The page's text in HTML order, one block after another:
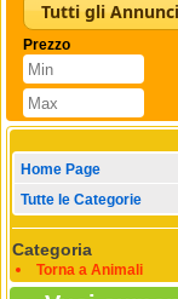
Tutti gli Annunci
Prezzo
Home Page
Tutte le Categorie
Categoria
Torna a Animali